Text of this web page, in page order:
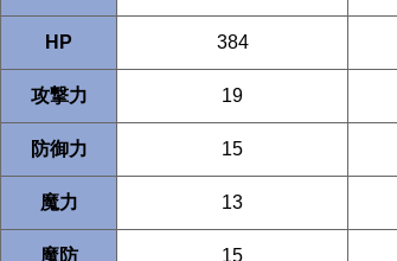
HP 384
攻撃力 19
防御力 15
魔力 13
魔防 15